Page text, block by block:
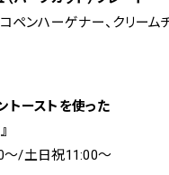
ペンハーゲナー、クリーム
ーストを使った
/土日祝11:00〜